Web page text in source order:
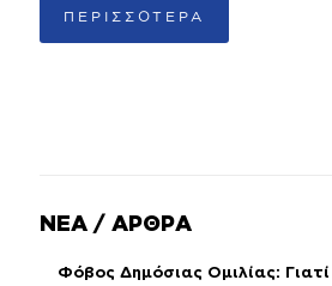
ΠΕΡΙΣΣΟΤΕΡΑ
ΝΕΑ / ΑΡΘΡΑ
Φόβος Δημόσιας Ομιλίας: Γιατί